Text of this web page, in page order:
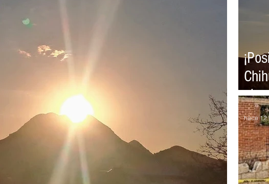
hace 12